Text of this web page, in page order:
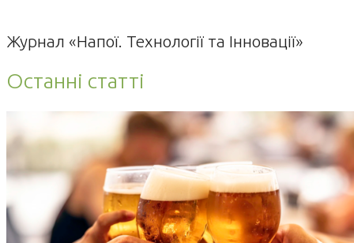
Журнал «Напої. Технології та Інновації»
Останні статті